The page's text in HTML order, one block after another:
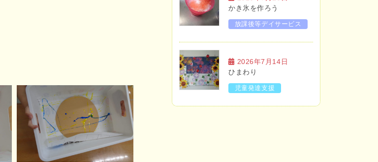
かき氷を作ろう
放課後等デイサービス
2026年7月14日
ひまわり
児童発達支援